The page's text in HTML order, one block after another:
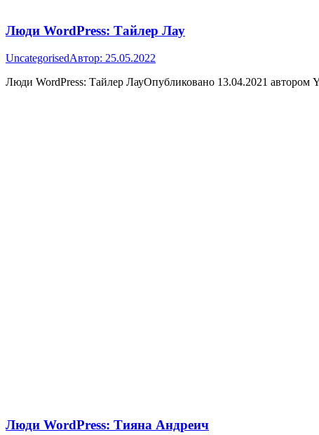
Люди WordPress: Тайлер Лау
UncategorisedАвтор: 25.05.2022
Люди WordPress: Тайлер ЛауОпубликовано 13.04.2021
Люди WordPress: Тияна Андреич